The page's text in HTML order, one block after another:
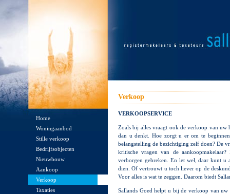
Home
Woningaanbod
Stille verkoop
Bedrijfsobjecten
Nieuwbouw
Aankoop
Verkoop
Taxaties
Verkoop
VERKOOPSERVICE
Zoals bij alles vraagt ook de verkoop van
dan u denkt. Hoe zorgt u er om te
belangstelling de bezichtiging zelf doen? De
kritische vragen van de
verborgen gebreken. En let wel, daar kunt u
dien. Of vertrouwt u toch liever op de
Voor alles is wat te zeggen. Daarom biedt
Sallands Goed helpt u bij de verkoop van